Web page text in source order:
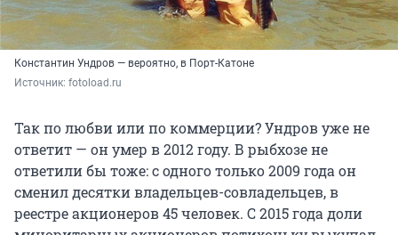
Константин Ундров — вероятно, в Порт-Катоне
Источник: fotoload.ru
Так по любви или по коммерции? Ундров уже не
ответит — он умер в 2012 году. В рыбхозе не
ответили бы тоже: с одного только 2009 года он
сменил десятки владельцев-совладельцев, в
реестре акционеров 45 человек. С 2015 года доли